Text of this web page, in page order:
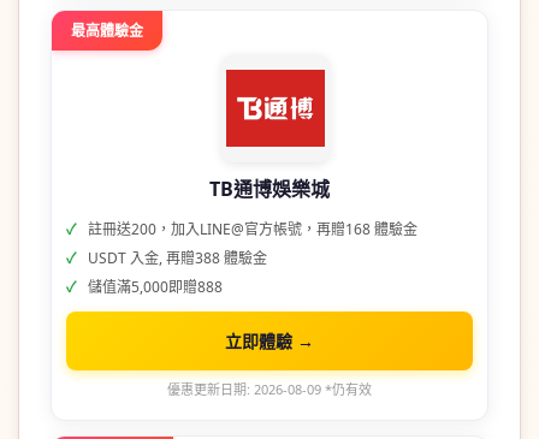
最高體驗金
TB通博娛樂城
註冊送200，加入LINE@官方帳號，再贈168 體驗金
USDT 入金, 再贈388 體驗金
儲值滿5,000即贈888
立即體驗 →
優惠更新日期: 2026-08-09 *仍有效